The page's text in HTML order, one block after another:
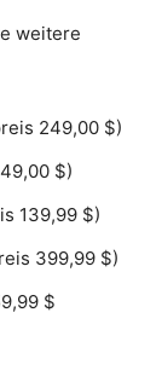
weitere
249,00 $)
$)
139,99 $)
399,99 $)
$